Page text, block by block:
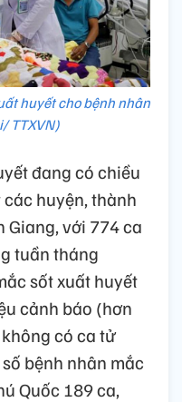
huyết cho bệnh nhân
TTXVN)
đang có chiều
huyện, thành
Giang, với 774 ca
tuần tháng
sốt xuất huyết
cảnh báo (hơn
có ca tử
bệnh nhân mắc
Quốc 189 ca,